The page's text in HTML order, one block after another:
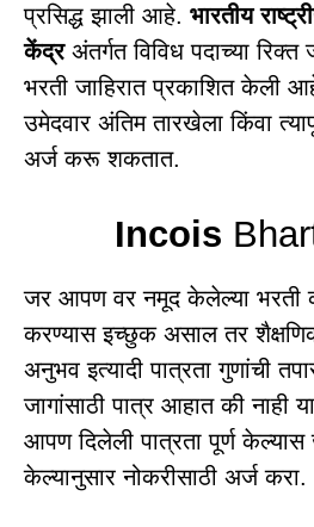
प्रसिद्ध झाली आहे. भारतीय
केंद्रअंतर्गत विविध पदाच्या रिक्त
भरती जाहिरात प्रकाशित केली
उमेदवार अंतिम तारखेला किंवा
अर्ज करू शकतात.
Incois
जर आपण वर नमूद केलेल्या भरती
करण्यास इच्छुक असाल तर शैक्षणिक
अनुभव इत्यादी पात्रता गुणांची
जागांसाठी पात्र आहात की नाही
आपण दिलेली पात्रता पूर्ण केल्यास
केल्यानुसार नोकरीसाठी अर्ज करा.